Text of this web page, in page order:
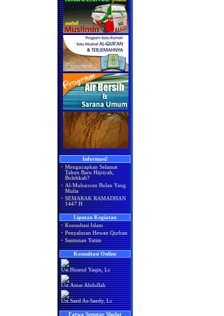
Informasi!
· Mengucapkan Selamat
Tahun Baru Hijriyah,
Bolehkah?
· Al-Muharrom Bulan Yang
Mulia
· SEMARAK RAMADHAN
1447 H
Liputan Kegiatan
· Konsultasi Islam
· Penyaluran Hewan Qurban
· Santunan Yatim
Konsultasi Online
Ust.Husnul Yaqin, Lc
Ust.Amar Abdullah
Ust.Saed As-Saedy, Lc
Fatwa Seputar Sholat